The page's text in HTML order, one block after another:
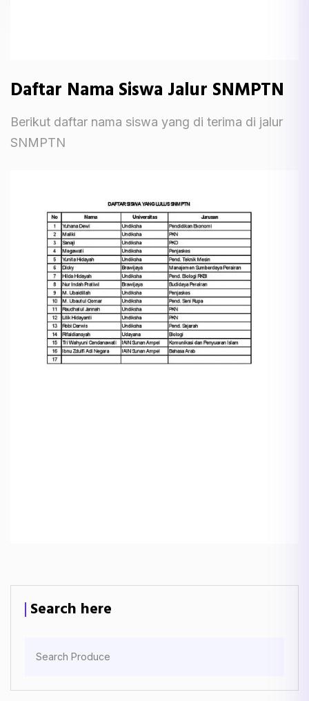
Daftar Nama Siswa Jalur SNMPTN
Berikut daftar nama siswa yang di terima di jalur
SNMPTN
Search here